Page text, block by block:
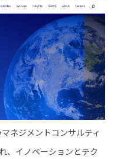
ネジメントコンサルティ
、イノベーションとテク